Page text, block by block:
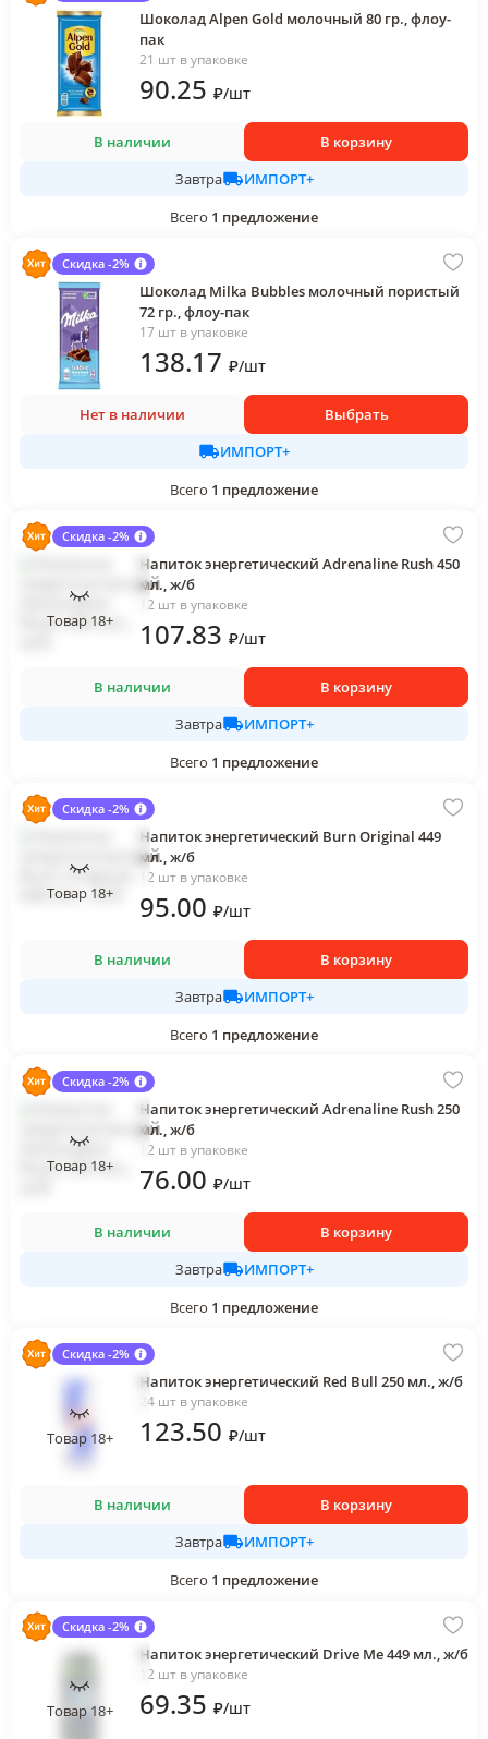
Шоколад Alpen Gold молочный 80 гр., флоу-
пак
21 шт в упаковке
90.25 ₽/шт
В наличии
В корзину
Завтра
ИМПОРТ+
Всего 1 предложение
Скидка -2%
Шоколад Milka Bubbles молочный пористый
72 гр., флоу-пак
17 шт в упаковке
138.17 ₽/шт
Нет в наличии
Выбрать
ИМПОРТ+
Всего 1 предложение
Скидка -2%
Товар 18+
Напиток энергетический Adrenaline Rush 450
мл., ж/б
12 шт в упаковке
107.83 ₽/шт
В наличии
В корзину
Завтра
ИМПОРТ+
Всего 1 предложение
Скидка -2%
Товар 18+
Напиток энергетический Burn Original 449
мл., ж/б
12 шт в упаковке
95.00 ₽/шт
В наличии
В корзину
Завтра
ИМПОРТ+
Всего 1 предложение
Скидка -2%
Товар 18+
Напиток энергетический Adrenaline Rush 250
мл., ж/б
12 шт в упаковке
76.00 ₽/шт
В наличии
В корзину
Завтра
ИМПОРТ+
Всего 1 предложение
Скидка -2%
Товар 18+
Напиток энергетический Red Bull 250 мл., ж/б
24 шт в упаковке
123.50 ₽/шт
В наличии
В корзину
Завтра
ИМПОРТ+
Всего 1 предложение
Скидка -2%
Товар 18+
Напиток энергетический Drive Me 449 мл., ж/б
12 шт в упаковке
69.35 ₽/шт